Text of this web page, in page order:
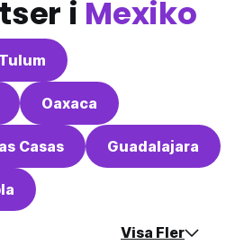
i Mexiko
Tulum
Oaxaca
Casas Guadalajara
Visa Fler